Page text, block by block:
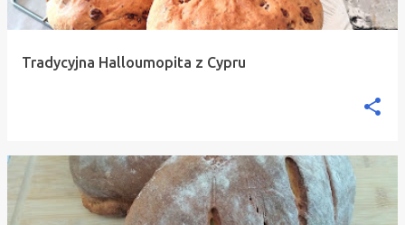
Tradycyjna Halloumopita z Cypru